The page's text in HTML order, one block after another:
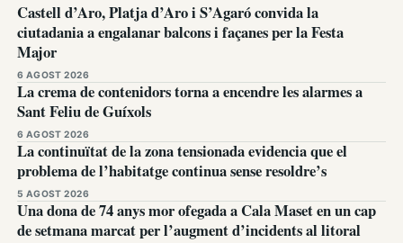
Castell d’Aro, Platja d’Aro i S’Agaró convida la
ciutadania a engalanar balcons i façanes per la Festa
Major
6 AGOST 2026
La crema de contenidors torna a encendre les alarmes a
Sant Feliu de Guíxols
6 AGOST 2026
La continuïtat de la zona tensionada evidencia que el
problema de l’habitatge continua sense resoldre’s
5 AGOST 2026
Una dona de 74 anys mor ofegada a Cala Maset en un cap
de setmana marcat per l’augment d’incidents al litoral